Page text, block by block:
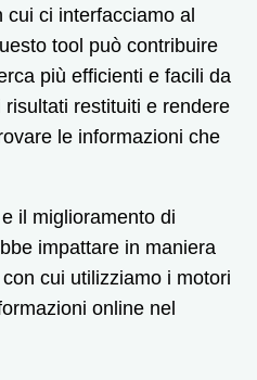
ci interfacciamo al
tool può contribuire
più efficienti e facili da
restituiti e rendere
le informazioni che
il miglioramento di
impattare in maniera
cui utilizziamo i motori
online nel